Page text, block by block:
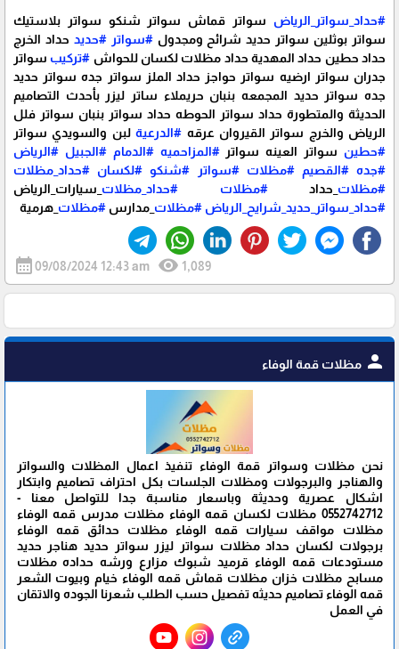
#حداد_سواتر_الرياض سواتر قماش سواتر شنكو سواتر بلاستيك
سواتر بوثلين سواتر حديد شرائح ومجدول#سواتر #حديد حداد الخرج
حداد حطين حداد المهدية حداد مظلات لكسان للحواش #تركيب سواتر
جدران سواتر ارضيه سواتر حواجز حداد الملز سواتر جده سواتر حديد
جده سواتر حديد المجمعه بنبان حريملاء ساتر ليزر بأحدث التصاميم
الحديثة والمتطورة حداد سواتر الحوطه حداد سواتر بنبان سواتر فلل
الرياض والخرج سواتر القيروان عرقه #الدرعيةلبن والسويدي سواتر
#حطينسواتر العينه سواتر#المزاحميه #الدمام #الجبيل #الرياض
#جده #القصيم #مظلات #سواتر #شنكو #لكسان #حداد_مظلات
#مظلات _حداد#مظلات #حداد_مظلات _سيارات_الرياض
#حداد_سواتر_حديد_شرايح_الرياض #مظلات _مدارس #مظلات _هرمية
calendar_month09/08/2024 12:43 am visibility 1,089
person مظلات قمة الوفاء
نحن مظلات وسواتر قمة الوفاء تنفيذ اعمال المظلات والسواتر
والهناجر والبرجولات ومظلات الجلسات بكل احتراف تصاميم وابتكار
اشكال عصرية وحديثة وباسعار مناسبة جدا للتواصل معنا -
0552742712 مظلات لكسان قمه الوفاء مظلات مدرس قمه الوفاء
مظلات مواقف سيارات قمه الوفاء مظلات حدائق قمه الوفاء
برجولات لكسان حداد مظلات سواتر ليزر سواتر حديد هناجر حديد
مستودعات قمه الوفاء قرميد شبوك مزارع ورشه حداده مظلات
مسابح مظلات خزان مظلات قماش قمه الوفاء خيام وبيوت الشعر
قمه الوفاء تصاميم حديثه تفصيل حسب الطلب شعرنا الجوده والاتقان
في العمل